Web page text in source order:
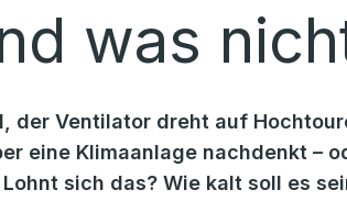
was
der Ventilator dreht auf
eine Klimaanlage nachdenkt –
sich das? Wie kalt soll es